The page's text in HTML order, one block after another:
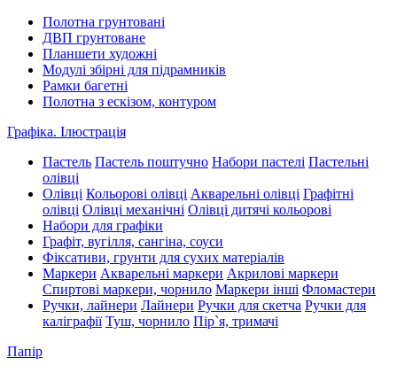
Полотна грунтовані
ДВП грунтоване
Планшети художні
Модулі збірні для підрамників
Рамки багетні
Полотна з ескізом, контуром
Графіка. Ілюстрація
Пастель Пастель поштучно Набори пастелі Пастельні
олівці
Олівці Кольорові олівці Акварельні олівці Графітні
олівці Олівці механічні Олівці дитячі кольорові
Набори для графіки
Графіт, вугілля, сангіна, соуси
Фіксативи, грунти для сухих матеріалів
Маркери Акварельні маркери Акрилові маркери
Спиртові маркери, чорнило Маркери інші Фломастери
Ручки, лайнери Лайнери Ручки для скетча Ручки для
каліграфії Туш, чорнило Пір`я, тримачі
Папір